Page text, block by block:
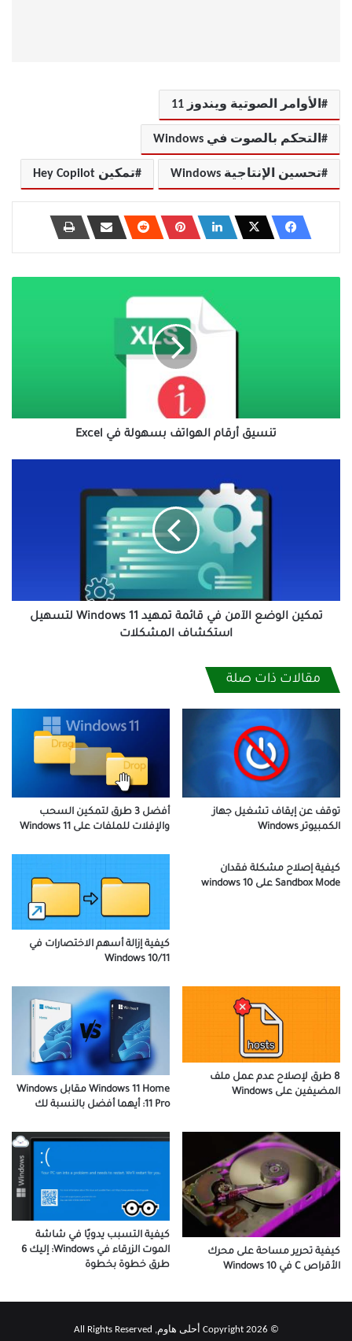
الأوامر الصوتية ويندوز 11
التحكم بالصوت في Windows
تحسين الإنتاجية Windows تمكين Hey Copilot
تنسيق أرقام الهواتف بسهولة في Excel
لتسهيل
استكشاف
تمكين الوضع الآمن في قائمة تمهيد Windows 11 لتسهيل
استكشاف المشكلات
مقالات ذات صلة
توقف عن إيقاف تشغيل جهاز
الكمبيوتر Windows
أفضل 3 طرق لتمكين السحب
والإفلات للملفات على Windows 11
كيفية إصلاح مشكلة فقدان
Sandbox Mode على windows 10
كيفية إزالة أسهم الاختصارات في
Windows 10/11
8 طرق لإصلاح عدم عمل ملف
المضيفين على Windows
Windows 11 Home مقابل Windows
11 Pro: أيهما أفضل بالنسبة لك
كيفية تحرير مساحة على محرك
الأقراص C في Windows 10
كيفية التسبب يدويًا في شاشة
الموت الزرقاء في Windows: إليك 6
طرق خطوة بخطوة
© Copyright 2026 أحلى هاوم, All Rights Reserved